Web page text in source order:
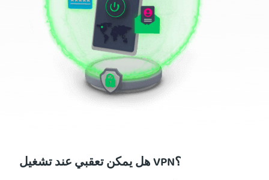
هل يمكن تعقبي عند تشغيل VPN؟